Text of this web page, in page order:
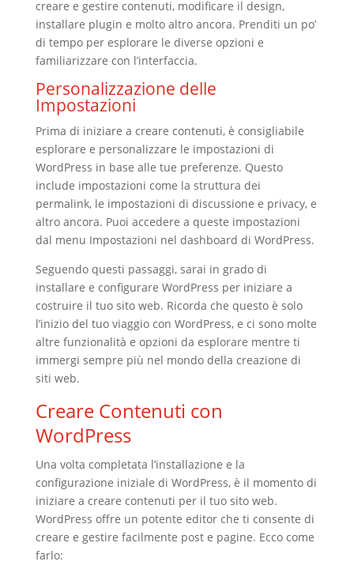
creare e gestire contenuti, modificare il design,
installare plugin e molto altro ancora. Prenditi un po’
di tempo per esplorare le diverse opzioni e
familiarizzare con l’interfaccia.
Personalizzazione delle
Impostazioni
Prima di iniziare a creare contenuti, è consigliabile
esplorare e personalizzare le impostazioni di
WordPress in base alle tue preferenze. Questo
include impostazioni come la struttura dei
permalink, le impostazioni di discussione e privacy, e
altro ancora. Puoi accedere a queste impostazioni
dal menu Impostazioni nel dashboard di WordPress.
Seguendo questi passaggi, sarai in grado di
installare e configurare WordPress per iniziare a
costruire il tuo sito web. Ricorda che questo è solo
l’inizio del tuo viaggio con WordPress, e ci sono molte
altre funzionalità e opzioni da esplorare mentre ti
immergi sempre più nel mondo della creazione di
siti web.
Creare Contenuti con
WordPress
Una volta completata l’installazione e la
configurazione iniziale di WordPress, è il momento di
iniziare a creare contenuti per il tuo sito web.
WordPress offre un potente editor che ti consente di
creare e gestire facilmente post e pagine. Ecco come
farlo: